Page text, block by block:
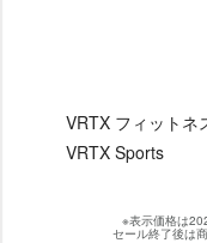
VRTX フィットネ
VRTX Sports
※表示価格は
セール終了後は